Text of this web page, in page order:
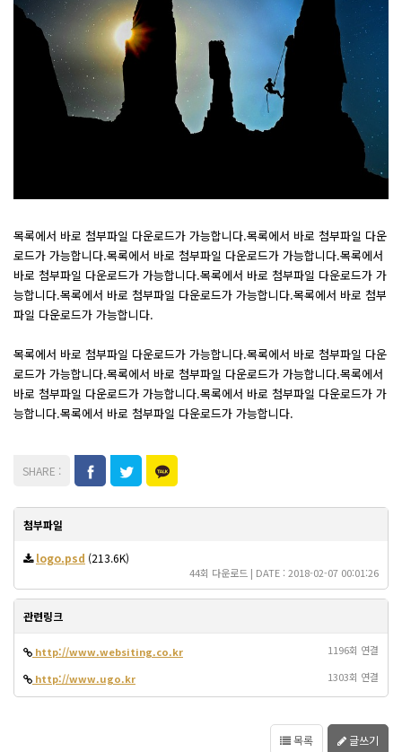
목록에서 바로 첨부파일 다운로드가 가능합니다.목록에서 바로 첨부파일 다운
로드가 가능합니다.목록에서 바로 첨부파일 다운로드가 가능합니다.목록에서
바로 첨부파일 다운로드가 가능합니다.목록에서 바로 첨부파일 다운로드가 가
능합니다.목록에서 바로 첨부파일 다운로드가 가능합니다.목록에서 바로 첨부
파일 다운로드가 가능합니다.
목록에서 바로 첨부파일 다운로드가 가능합니다.목록에서 바로 첨부파일 다운
로드가 가능합니다.목록에서 바로 첨부파일 다운로드가 가능합니다.목록에서
바로 첨부파일 다운로드가 가능합니다.목록에서 바로 첨부파일 다운로드가 가
능합니다.목록에서 바로 첨부파일 다운로드가 가능합니다.
첨부파일
logo.psd (213.6K)
44회 다운로드 | DATE : 2018-02-07 00:01:26
관련링크
http://www.websiting.co.kr
1196회 연결
http://www.ugo.kr
1303회 연결
목록 글쓰기